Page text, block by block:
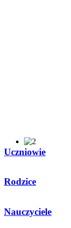
Uczniowie
Rodzice
Nauczyciele